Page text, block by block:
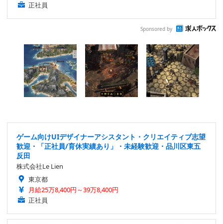
正社員
Sponsored by
ゲーム向けUIデザイナーアシスタント・クリエイティブ志望
歓迎・「正社員/育休実績あり」・未経験歓迎・品川区東五
反田
株式会社Le Lien
東京都
月給25万8,400円～39万8,400円
正社員